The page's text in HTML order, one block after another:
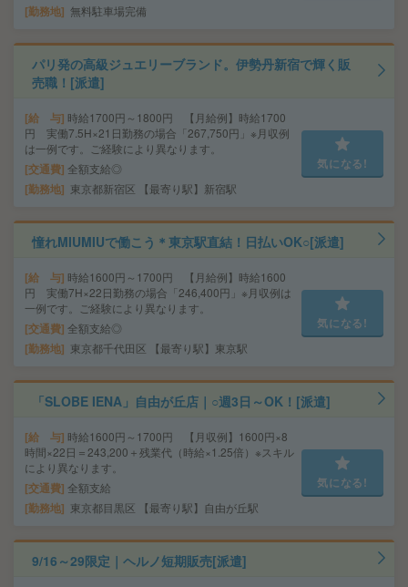
勤務地 無料駐車場完備
パリ発の高級ジュエリーブランド。伊勢丹新宿で輝く販
売職！[派遣]
給 与 時給1700円～1800円 【月給例】時給1700
円 実働7.5H×21日勤務の場合「267,750円」※月収例
は一例です。ご経験により異なります。
交通費 全額支給◎
勤務地 東京都新宿区 【最寄り駅】新宿駅
気になる!
憧れMIUMIUで働こう＊東京駅直結！日払いOK○[派遣]
給 与 時給1600円～1700円 【月給例】時給1600
円 実働7H×22日勤務の場合「246,400円」※月収例は
一例です。ご経験により異なります。
交通費 全額支給◎
勤務地 東京都千代田区 【最寄り駅】東京駅
気になる!
「SLOBE IENA」自由が丘店｜○週3日～OK！[派遣]
給 与 時給1600円～1700円 【月収例】1600円×8
時間×22日＝243,200＋残業代（時給×1.25倍）※スキル
により異なります。
交通費 全額支給
勤務地 東京都目黒区 【最寄り駅】自由が丘駅
気になる!
9/16～29限定｜ヘルノ短期販売[派遣]